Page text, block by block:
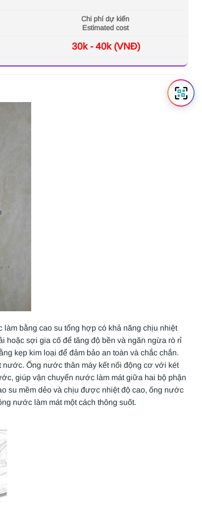
Chi phí dự kiến
Estimated cost
30k - 40k (VNĐ)
bằng cao su tổng hợp có khả năng chịu nhiệt
hoặc sợi gia cố để tăng độ bền và ngăn ngừa rò rỉ
kẹp kim loại để đảm bảo an toàn và chắc chắn.
Ống nước thân máy kết nối động cơ với két
giúp vận chuyển nước làm mát giữa hai bộ phận
su mềm dẻo và chịu được nhiệt độ cao, ống nước
nước làm mát một cách thông suốt.